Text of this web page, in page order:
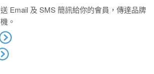
Email 及 SMS 簡訊給你的會員，傳達品牌
。